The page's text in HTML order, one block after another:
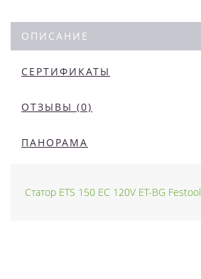
ОПИСАНИЕ
СЕРТИФИКАТЫ
ОТЗЫВЫ (0)
ПАНОРАМА
Статор ETS 150 EC 120V ET-BG Festool